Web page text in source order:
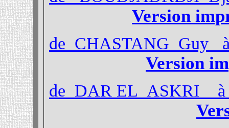
Version
de CHASTANG
Version
de DAR EL ASKRI